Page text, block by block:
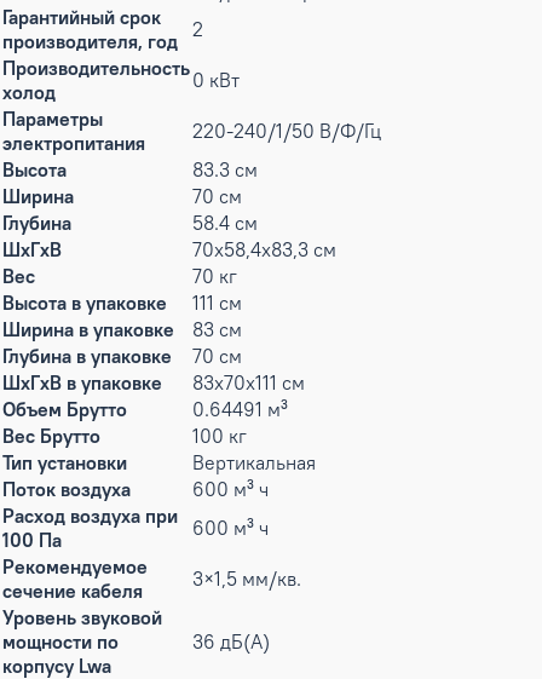
Гарантийный срок
производителя, год 2
Производительность
холод
0 кВт
Параметры
электропитания
220-240/1/50 В/Ф/Гц
Высота
83.3 см
Ширина
70 см
Глубина
58.4 см
ШxГxВ
70х58,4х83,3 см
Вес
70 кг
Высота в упаковке
111 см
Ширина в упаковке
83 см
Глубина в упаковке
70 см
ШxГxВ в упаковке
83x70x111 см
Объем Брутто
0.64491 м³
Вес Брутто
100 кг
Тип установки
Вертикальная
Поток воздуха
600 м³ ч
Расход воздуха при
100 Па
600 м³ ч
Рекомендуемое
сечение кабеля
3×1,5 мм/кв.
Уровень звуковой
мощности по
корпусу Lwa
36 дБ(А)